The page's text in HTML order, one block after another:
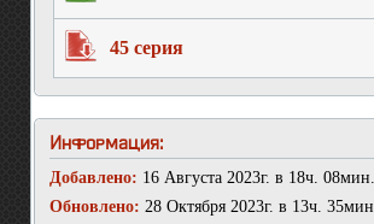
45 серия
Информация:
Добавлено: 16 Августа 2023г. в 18ч. 08мин.
Обновлено: 28 Октября 2023г. в 13ч. 35мин.